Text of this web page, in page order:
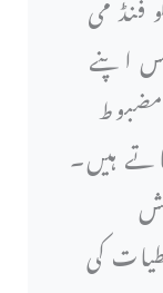
اپنے
ہیں۔
کی